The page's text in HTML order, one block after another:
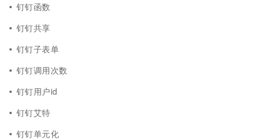
钉钉函数
钉钉共享
钉钉子表单
钉钉调用次数
钉钉用户id
钉钉艾特
钉钉单元化